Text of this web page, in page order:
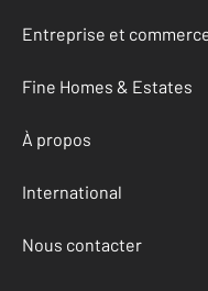
Entreprise et
Fine Homes & Estates
À propos
International
Nous contacter